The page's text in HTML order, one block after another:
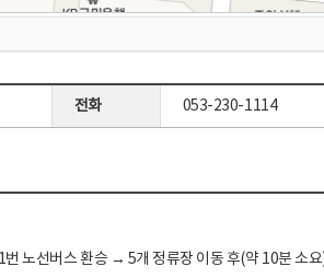
전화 053-230-1114
노선버스 환승 → 5개 정류장 이동 후(약 10분 소